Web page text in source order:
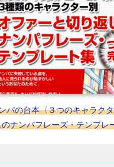
パの台本〈３つのキャラク
ナンパフレーズ・テンプレ